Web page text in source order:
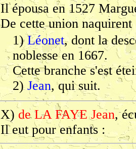
Il épousa en 1527
De cette union naquirent
1)Léonet, dont la
noblesse en 1667.
Cette branche s'est
2)Jean, qui suit.
X) de LA FAYE Jean,
Il eut pour enfants :